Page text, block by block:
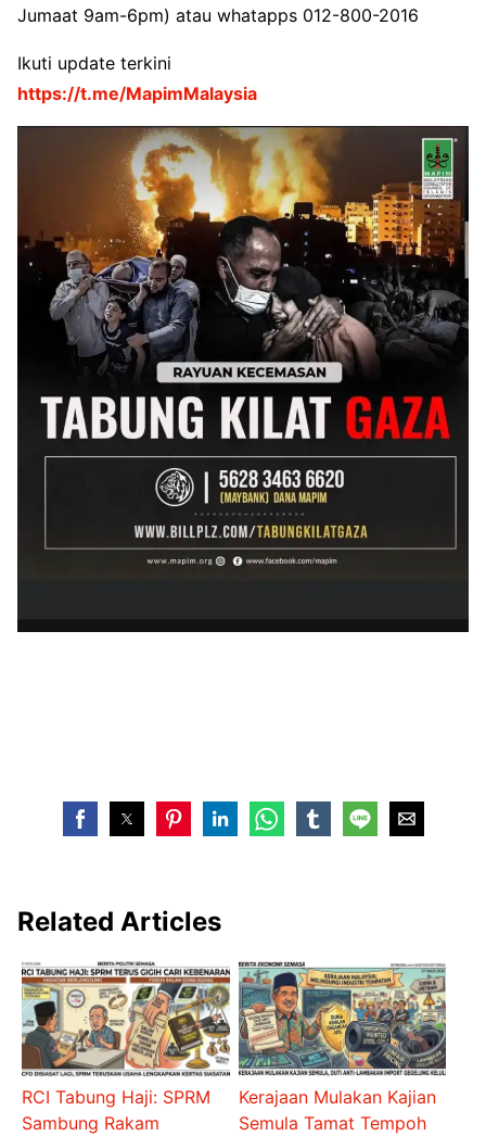
Jumaat 9am-6pm) atau whatapps 012-800-2016
Ikuti update terkini
https://t.me/MapimMalaysia
Related Articles
RCI Tabung Haji: SPRM
Sambung Rakam
Kerajaan Mulakan Kajian
Semula Tamat Tempoh